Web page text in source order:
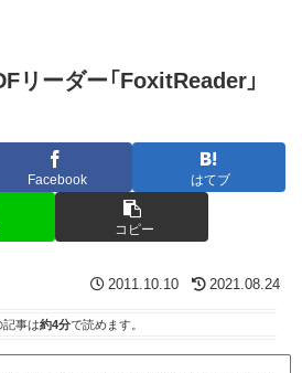
リーダー「FoxitReader」
Facebook はてブ
コピー
2011.10.10 2021.08.24
記事は約4分で読めます。